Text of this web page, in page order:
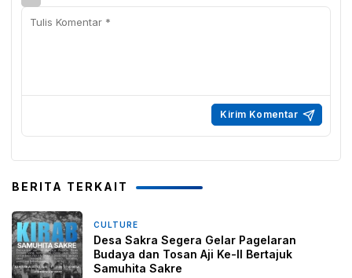
BERITA TERKAIT
CULTURE
Desa Sakra Segera Gelar Pagelaran
Budaya dan Tosan Aji Ke-II Bertajuk
Samuhita Sakre